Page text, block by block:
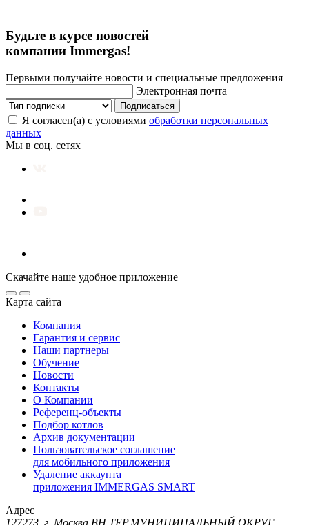
Будьте в курсе новостей
компании Immergas!
Первыми получайте новости и специальные предложения
Электронная почта
Подписаться
Я согласен(а) с условиями обработки персональных
данных
Мы в соц. сетях
Скачайте наше удобное приложение
Карта сайта
Компания
Гарантия и сервис
Наши партнеры
Обучение
Новости
Контакты
О Компании
Референц-объекты
Подбор котлов
Архив документации
Пользовательское соглашение
для мобильного приложения
Удаление аккаунта
приложения IMMERGAS SMART
Адрес
127273, г. Москва ВН.ТЕР.МУНИЦИПАЛЬНЫЙ ОКРУГ